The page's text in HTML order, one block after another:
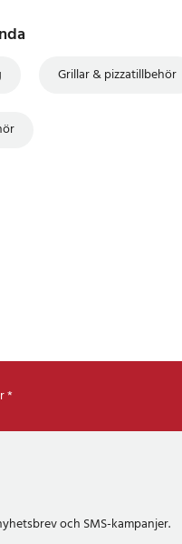
Grillar & pizzatillbehör
*
och SMS-kampanjer.